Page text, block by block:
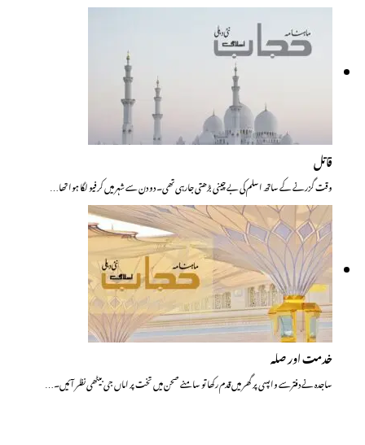
قاتل
وقت گزرنے کے ساتھ اسلم کی بے چینی بڑھتی جارہی تھی۔ دو دن سے شہر میں کرفیو لگا ہوا تھا…
خدمت اور صلہ
ساجدہ نے دفترسے واپسی پر گھر میں قدم رکھا تو سامنے صحن میں تخت پر اماں جی بیٹھی نظر آئیں۔…